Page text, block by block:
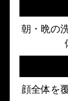
朝・晩の
顔全体を